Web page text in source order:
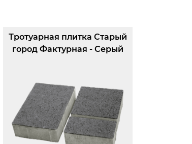
Тротуарная плитка Старый
город Фактурная - Серый